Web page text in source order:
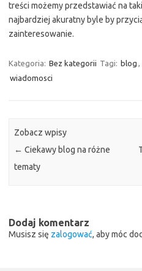
treści możemy przedstawiać na
najbardziej akuratny byle by
zainteresowanie.
Kategoria: Bez kategorii Tagi: blog ,
wiadomosci
Zobacz wpisy
← Ciekawy blog na różne
tematy
Dodaj komentarz
Musisz się zalogować, aby móc